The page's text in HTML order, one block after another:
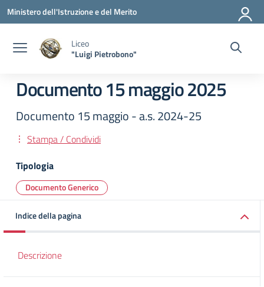
Vai ai contenuti
Vai al menu di navigazione
Vai al footer
Ministero dell'Istruzione e del Merito
Liceo
"Luigi Pietrobono"
Documento 15 maggio 2025
Documento 15 maggio - a.s. 2024-25
Stampa / Condividi
Tipologia
Documento Generico
Indice della pagina
Descrizione